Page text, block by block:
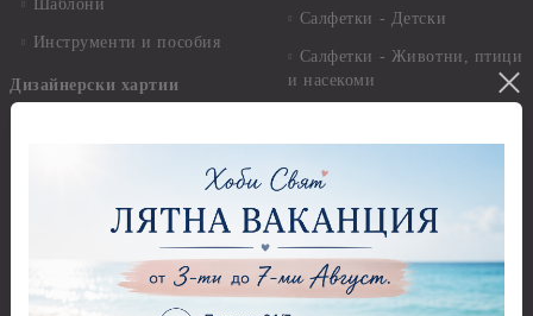
Шаблони
Инструменти и пособия
Дизайнерски хартии
Дизайнерски хартии - 20.30
Дизайнерски хартии - 30.50
Дизайнерски хартии - 21,00
Салфетки - Детски
Салфетки - Животни, птици
и насекоми
Зимни
Салфетки - Морски
Салфетки - Музика
Салфетки - Пеперуди
Салфетки - Рози